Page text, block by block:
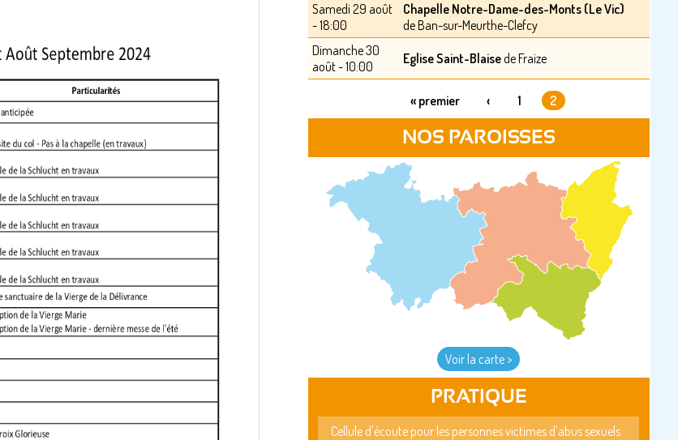
Samedi 29 août
- 18:00
Chapelle Notre-Dame-des-Monts (Le Vic)
de Ban-sur-Meurthe-Clefcy
Dimanche 30
août - 10:00
Eglise Saint-Blaisede Fraize
« premier ‹ 1 2
NOS PAROISSES
Voir la carte >
PRATIQUE
Cellule d'écoute pour les personnes victimes d'abus sexuels